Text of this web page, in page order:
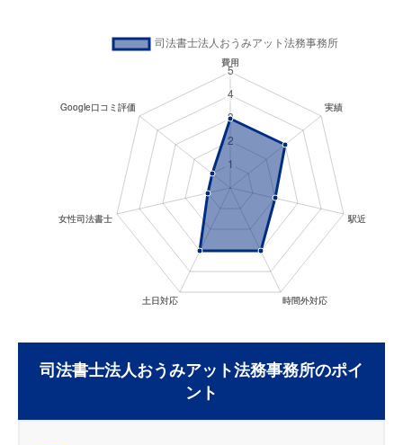
司法書士法人おうみアット法務事務所のポイ
ント